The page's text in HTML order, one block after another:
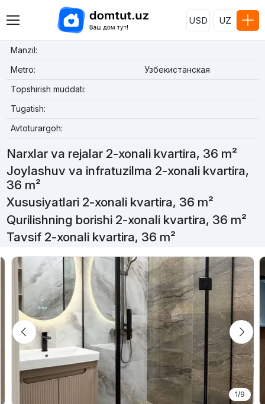
USD UZ
Manzil:
Metro:
Узбекистанская
Topshirish muddati:
Tugatish:
Avtoturargoh:
Narxlar va rejalar 2-xonali kvartira, 36 m²
Joylashuv va infratuzilma 2-xonali kvartira,
36 m²
Xususiyatlari 2-xonali kvartira, 36 m²
Qurilishning borishi 2-xonali kvartira, 36 m²
Tavsif 2-xonali kvartira, 36 m²
1/9